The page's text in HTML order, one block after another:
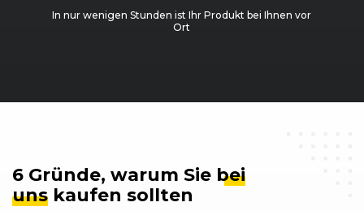
In nur wenigen Stunden ist Ihr Produkt bei Ihnen vor
Ort
6 Gründe, warum Sie bei
uns kaufen sollten